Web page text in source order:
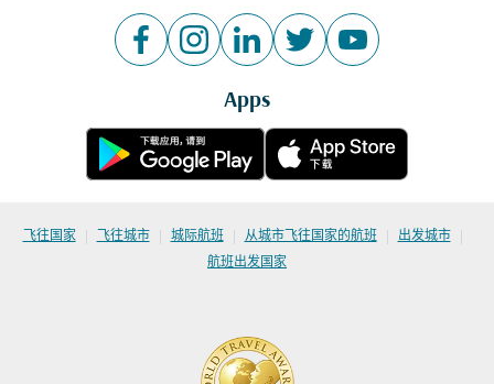
Apps
飞往国家 | 飞往城市 | 城际航班 | 从城市飞往国家的航班 | 出发城市 |
航班出发国家